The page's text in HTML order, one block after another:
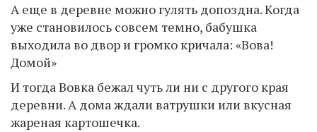
А еще в деревне можно гулять допоздна. Когда
уже становилось совсем темно, бабушка
выходила во двор и громко кричала: «Вова!
Домой»
И тогда Вовка бежал чуть ли ни с другого края
деревни. А дома ждали ватрушки или вкусная
жареная картошечка.